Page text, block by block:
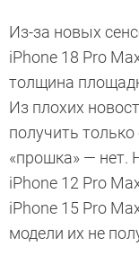
Из-за новых
iPhone 18 Pro
толщина
Из плохих
получить
«прошка» — нет.
iPhone 12 Pro
iPhone 15 Pro
модели их не